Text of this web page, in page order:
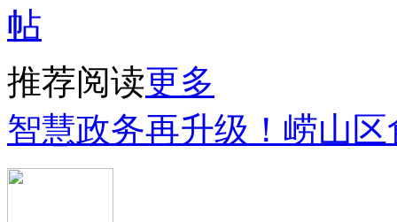
推荐阅读更多
智慧政务再升级！崂山